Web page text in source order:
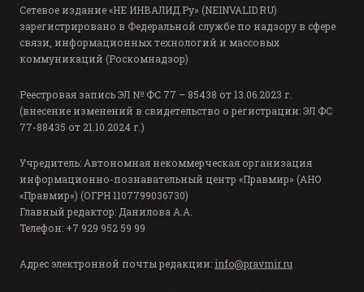
Сетевое издание «НЕ ИНВАЛИД.Ру» (NEINVALID.RU)
зарегистрировано в Федеральной службе по надзору в сфере
связи, информационных технологий и массовых
коммуникаций (Роскомнадзор)
Реестровая запись ЭЛ № ФС 77 – 85438 от 13.06.2023 г.
(внесение изменений в свидетельство о регистрации: ЭЛ ФС
77-88435 от 21.10.2024 г.)
Учредитель: Автономная некоммерческая организация
информационно-познавательный центр «Правмир» (АНО
«Правмир») (ОГРН 1107799036730)
Главный редактор: Данилова А.А.
Телефон: +7 929 952 59 99
Адрес электронной почты редакции: info@pravmir.ru